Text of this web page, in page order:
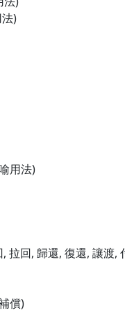
)
用法)
拉回, 歸還, 復還, 讓渡,
償)